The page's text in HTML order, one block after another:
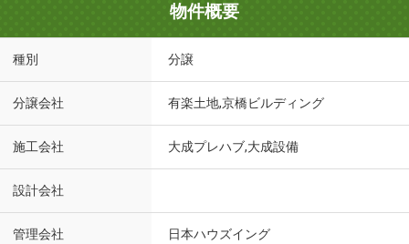
物件概要
種別 分譲
分譲会社 有楽土地,京橋ビルディング
施工会社 大成プレハブ,大成設備
設計会社
管理会社 日本ハウズイング